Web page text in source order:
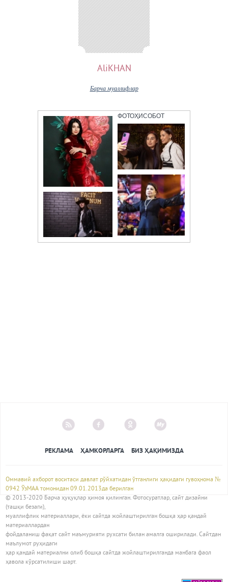
AliKHAN
Барча муаллифлар
ФОТОҲИСОБОТ
РЕКЛАМА ҲАМКОРЛАРГА БИЗ ҲАҚИМИЗДА
Оммавий ахборот воситаси давлат рўйхатидан ўтганлиги ҳақидаги гувоҳнома №
0942 ЎзМАА томонидан 09.01.2013да берилган
© 2013-2020 Барча ҳуқуқлар ҳимоя қилинган. Фотосуратлар, сайт дизайни
(ташқи безаги),
муаллифлик материаллари, ёки сайтда жойлаштирилган бошқа ҳар қандай
материаллардан
фойдаланиш фақат сайт маъмурияти рухсати билан амалга оширилади. Сайтдан
маълумот руҳидаги
ҳар қандай материални олиб бошқа сайтда жойлаштирилганда манбага фаол
ҳавола кўрсатилиши шарт.